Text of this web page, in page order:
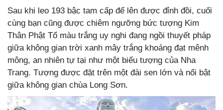
Sau khi leo 193 bậc tam cấp để lên được đỉnh đồi, cuối
cùng bạn cũng được chiêm ngưỡng bức tượng Kim
Thân Phật Tổ màu trắng uy nghi đang ngồi thuyết pháp
giữa không gian trời xanh mây trắng khoáng đạt mênh
mông, an nhiên tự tại như một biểu tượng của Nha
Trang. Tượng được đặt trên một đài sen lớn và nổi bật
giữa không gian chùa Long Sơn.